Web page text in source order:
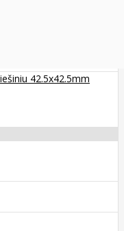
42.5x42.5mm